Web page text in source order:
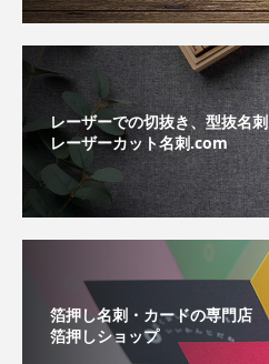
レーザーでの切抜き、型抜名刺
レーザーカット名刺.com
箔押し名刺・カードの専門店
箔押しショップ